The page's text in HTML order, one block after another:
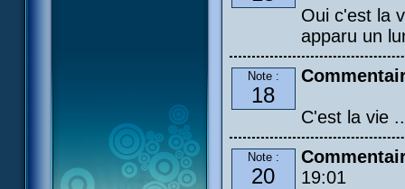
Oui c'est la
apparu un
Note :
18
C'est la vie
Note :
20
19:01